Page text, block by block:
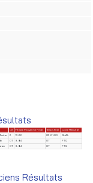
Clt Vitesse Moyenne Final Temps final
Code Résultat
2 13.26 03:01:00
QUAL
OT 9.84 OT
FTQ
OT 9.84 OT FTQ
Résultats